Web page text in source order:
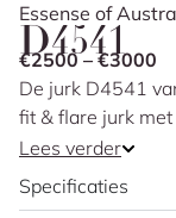
Essense of
D4541
€2500 – €3000
De jurk D4541
fit & flare jurk
corset en een
accentueren.
subtiele
Lees verder
Specificaties